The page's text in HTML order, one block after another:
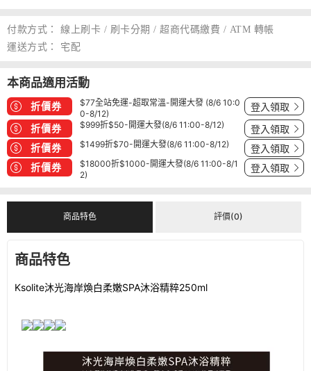
付款方式：
線上刷卡 / 刷卡分期 / 超商代碼繳費 / ATM 轉帳
運送方式：
宅配
本商品適用活動
折價券
$77全站免運-超取常溫-開運大發 (8/6 10:0
0-8/12)
登入領取
折價券 $999折$50-開運大發(8/6 11:00-8/12) 登入領取
折價券 $1499折$70-開運大發(8/6 11:00-8/12) 登入領取
折價券
$18000折$1000-開運大發(8/6 11:00-8/1
2)
登入領取
商品特色 評價(0)
商品特色
Ksolite沐光海岸煥白柔嫩SPA沐浴精粹250ml